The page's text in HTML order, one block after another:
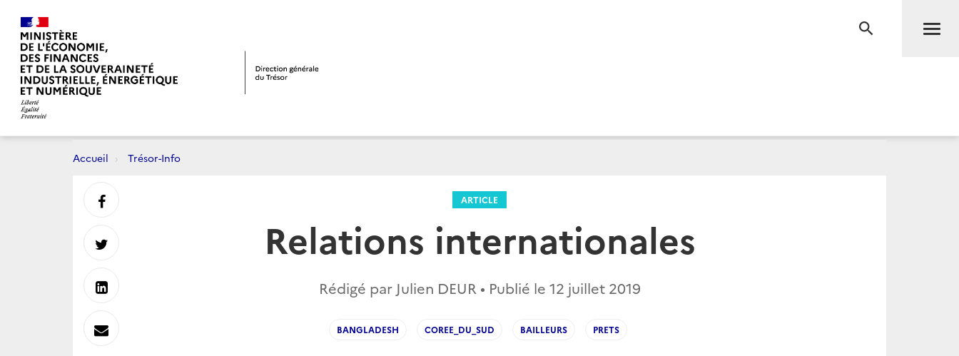
RECHERCHE
Accueil Trésor-Info
ARTICLE
Relations internationales
Rédigé par Julien DEUR • Publié le 12 juillet 2019
BANGLADESH COREE_DU_SUD BAILLEURS PRETS
Partager
sur
Partager
sur
Partager
sur
Envoyer